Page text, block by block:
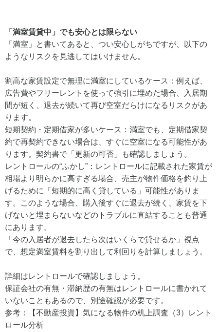
「満室賃貸中」でも安心とは限らない
「満室」と書いてあると、つい安心しがちですが、以下の
ようなリスクを見逃してはいけません。
割高な家賃設定で無理に満室にしているケース：例えば、
広告費やフリーレントを使って強引に埋めた場合、入居期
間が短く、退去が続いて再び空室だらけになるリスクがあ
ります。
短期契約・定期借家が多いケース：満室でも、定期借家契
約で再契約できない場合は、すぐに空室になる可能性があ
ります。契約書で「更新の可否」も確認しましょう。
レントロールの“ふかし”：レントロールに記載された家賃が
相場より明らかに高すぎる場合、売主が物件価格を釣り上
げるために「短期的に高く貸している」可能性がありま
す。このような場合、購入後すぐに退去が続く、家賃を下
げないと埋まらないなどのトラブルに直結することも普通
にあります。
「今の入居者が退去したら次はいくらで貸せるか」視点
で、想定満室賃料を割り出して利回りを計算しましょう。
詳細はレントロールで確認しましょう。
保証会社の有無・滞納歴の有無はレントロールに書かれて
いないこともあるので、別途確認が必要です。
参考：【不動産投資】気になる物件の机上調査（3）レント
ロール分析